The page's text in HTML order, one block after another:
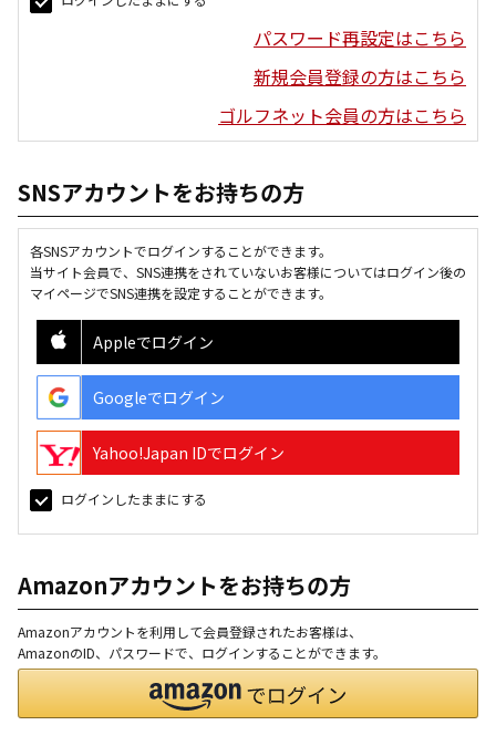
パスワード再設定はこちら
新規会員登録の方はこちら
ゴルフネット会員の方はこちら
SNSアカウントをお持ちの方
各SNSアカウントでログインすることができます。
当サイト会員で、SNS連携をされていないお客様についてはログイン後の
マイページでSNS連携を設定することができます。
Appleでログイン
Googleでログイン
Yahoo!Japan IDでログイン
ログインしたままにする
Amazonアカウントをお持ちの方
Amazonアカウントを利用して会員登録されたお客様は、
AmazonのID、パスワードで、ログインすることができます。